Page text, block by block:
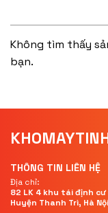
Không tìm thấy
bạn.
THÔNG TIN LIÊN HỆ
Địa chỉ:
82 LK 4 khu tái định cư
Huyện Thanh Trì, Hà Nội